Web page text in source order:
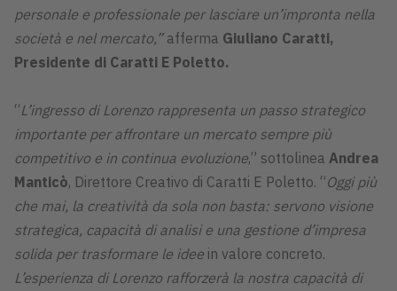
personale e professionale per lasciare un’impronta nella
società e nel mercato,”afferma Giuliano Caratti,
Presidente di Caratti E Poletto.
“L’ingresso di Lorenzo rappresenta un passo strategico
importante per affrontare un mercato sempre più
competitivo e in continua evoluzione,” sottolinea Andrea
Manticò, Direttore Creativo di Caratti E Poletto. “Oggi più
che mai, la creatività da sola non basta: servono visione
strategica, capacità di analisi e una gestione d’impresa
solida per trasformare le idee in valore concreto.
L’esperienza di Lorenzo rafforzerà la nostra capacità di